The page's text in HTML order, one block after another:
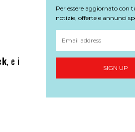
, e i
Per essere aggiornato con
notizie, offerte e annunci
SIGN UP